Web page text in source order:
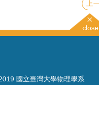
close
國立臺灣大學物理學系